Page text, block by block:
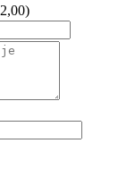
2,00)